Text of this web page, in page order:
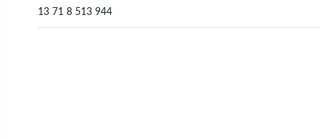
13 71 8 513 944